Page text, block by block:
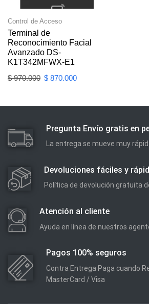
Control de Acceso
Terminal de
Reconocimiento Facial
Avanzado DS-
K1T342MFWX-E1
$970.000 $ 870.000
Pregunta Envío gratis en
La entrega se mueve muy
Devoluciones fáciles y
Política de devolución gratuita
Atención al cliente
Ayuda en línea de nuestros
Pagos 100% seguros
Contra Entrega Paga cuando
MasterCard / Visa